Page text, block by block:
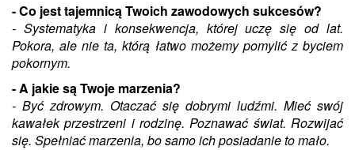
- Co jest tajemnicą Twoich zawodowych sukcesów?
- Systematyka i konsekwencja, której uczę się od lat.
Pokora, ale nie ta, którą łatwo możemy pomylić z byciem
pokornym.
- A jakie są Twoje marzenia?
- Być zdrowym. Otaczać się dobrymi ludźmi. Mieć swój
kawałek przestrzeni i rodzinę. Poznawać świat. Rozwijać
się. Spełniać marzenia, bo samo ich posiadanie to mało.